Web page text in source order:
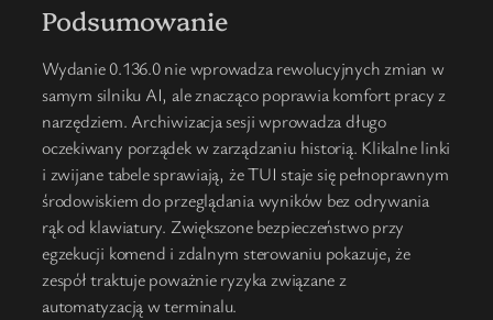
Podsumowanie
Wydanie 0.136.0 nie wprowadza rewolucyjnych zmian w
samym silniku AI, ale znacząco poprawia komfort pracy z
narzędziem. Archiwizacja sesji wprowadza długo
oczekiwany porządek w zarządzaniu historią. Klikalne linki
i zwijane tabele sprawiają, że TUI staje się pełnoprawnym
środowiskiem do przeglądania wyników bez odrywania
rąk od klawiatury. Zwiększone bezpieczeństwo przy
egzekucji komend i zdalnym sterowaniu pokazuje, że
zespół traktuje poważnie ryzyka związane z
automatyzacją w terminalu.